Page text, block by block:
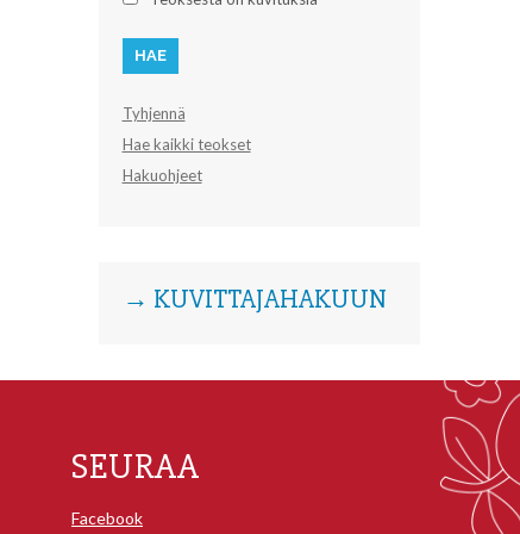
Tyhjennä
Hae kaikki teokset
Hakuohjeet
→ KUVITTAJAHAKUUN
SEURAA
Facebook